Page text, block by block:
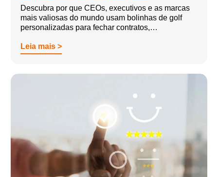
Descubra por que CEOs, executivos e as marcas
mais valiosas do mundo usam bolinhas de golf
personalizadas para fechar contratos,…
Leia mais >